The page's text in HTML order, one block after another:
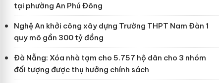
tại phường An Phú Đông
Nghệ An khởi công xây dựng Trường THPT Nam Đàn 1
quy mô gần 300 tỷ đồng
Đà Nẵng: Xóa nhà tạm cho 5.757 hộ dân cho 3 nhóm
đối tượng được thụ hưởng chính sách